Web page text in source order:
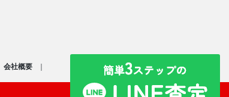
会社概要